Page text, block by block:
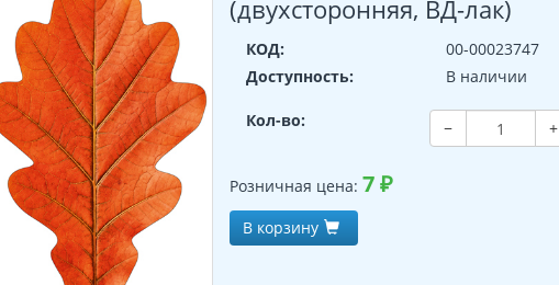
(двухсторонняя, ВД-лак)
КОД:
00-00023747
Доступность:
В наличии
Кол-во: − +
Розничная цена:7₽
В корзину